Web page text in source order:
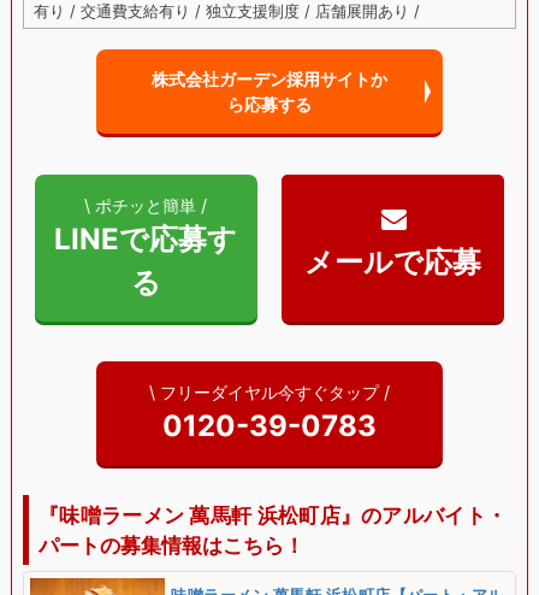
有り / 交通費支給有り / 独立支援制度 / 店舗展開あり /
株式会社ガーデン採用サイトか
ら応募する
\ ポチッと簡単 /
LINEで応募す
る
\ フリーダイヤル今すぐタップ /
0120-39-0783
『味噌ラーメン 萬馬軒 浜松町店』のアルバイト・
パートの募集情報はこちら！